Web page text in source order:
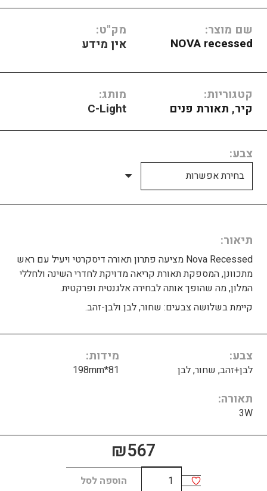
שם מוצר:
NOVA recessed
מק"ט:
אין מידע
קטגוריות:
קיר, תאורת פנים
מותג:
C-Light
צבע
תיאור
Nova Recessed מציעה פתרון תאורה דיסקרטי ויעיל עם ראש
מתכוונן, המספקת תאורת קריאה מדויקת לחדרי השינה ולחללי
המלון, מה שהופך אותה לבחירה אלגנטית ופרקטית.
קיימת בשלושה צבעים: שחור, לבן ולבן-זהב.
צבע
לבן+זהב, שחור, לבן
מידות
81*198mm
תאורה
3W
₪567
כמות
הוספה לסל